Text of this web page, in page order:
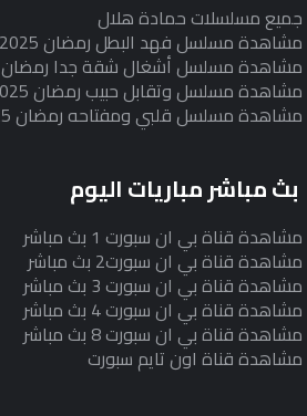
جميع مسلسلات حمادة هلال
مشاهدة مسلسل فهد البطل رمضان 2025
مشاهدة مسلسل أشغال شقة جدا رمضان 2025
مشاهدة مسلسل وتقابل حبيب رمضان 2025
مشاهدة مسلسل قلبي ومفتاحه رمضان 2025
بث مباشر مباريات اليوم
مشاهدة قناة بي ان سبورت 1 بث مباشر
مشاهدة قناة بي ان سبورت2 بث مباشر
مشاهدة قناة بي ان سبورت 3 بث مباشر
مشاهدة قناة بي ان سبورت 4 بث مباشر
مشاهدة قناة بي ان سبورت 8 بث مباشر
مشاهدة قناة اون تايم سبورت